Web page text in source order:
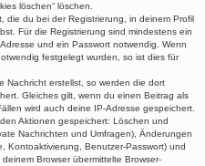
löschen“ löschen.
die du bei der Registrierung, in deinem Profil
Für die Registrierung sind mindestens ein
und ein Passwort notwendig. Wenn
festgelegt wurden, so ist dies für
Nachricht erstellst, so werden die dort
Gleiches gilt, wenn du einen Beitrag als
wird auch deine IP-Adresse gespeichert.
Aktionen gespeichert: Löschen und
Nachrichten und Umfragen), Änderungen
Kontoaktivierung, Benutzer-Passwort) und
Browser übermittelte Browser-